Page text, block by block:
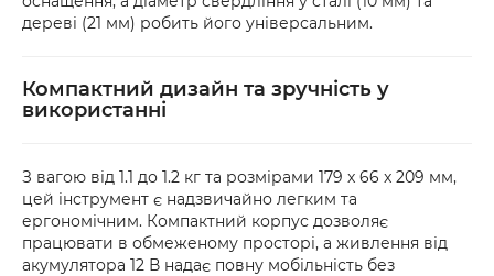
дереві (21 мм) робить його універсальним.
Компактний дизайн та зручність у
використанні
З вагою від 1.1 до 1.2 кг та розмірами 179 x 66 x 209 мм,
цей інструмент є надзвичайно легким та
ергономічним. Компактний корпус дозволяє
працювати в обмеженому просторі, а живлення від
акумулятора 12 В надає повну мобільність без